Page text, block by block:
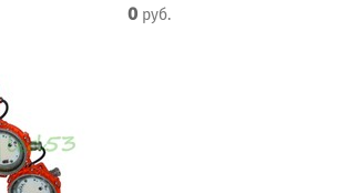
0 руб.